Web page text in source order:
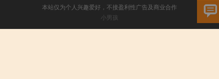
本站仅为个人兴趣爱好，不接盈利性广告及商业合作
小男孩